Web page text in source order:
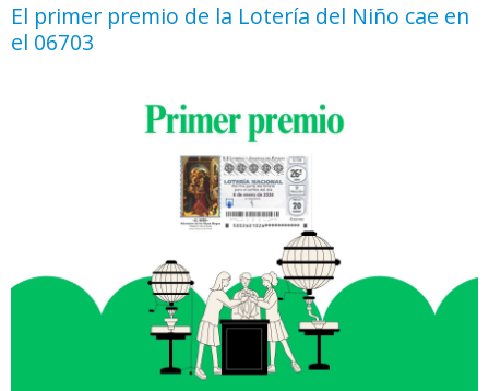
El primer premio de la Lotería del Niño cae en
el 06703